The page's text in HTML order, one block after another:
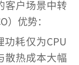
客户场景中转
）优势：
功耗仅为CPU
散热成本大幅